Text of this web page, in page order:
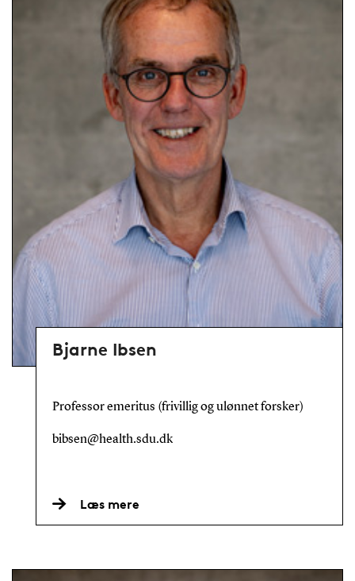
Bjarne Ibsen
Professor emeritus (frivillig og ulønnet forsker)
bibsen@health.sdu.dk
Læs mere